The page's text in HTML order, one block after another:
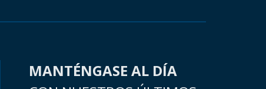
MANTÉNGASE AL DÍA